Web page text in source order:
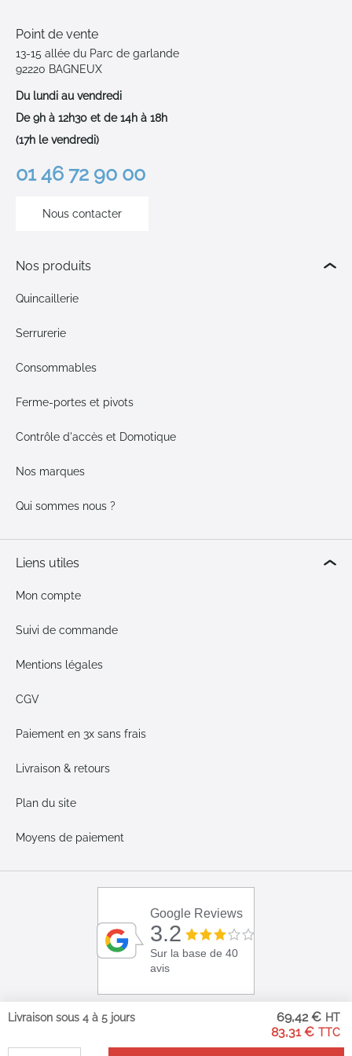
83,31 €
69,42 €
Livraison sous 4 à 5 jours
Point de vente
13-15 allée du Parc de garlande
92220 BAGNEUX
Du lundi au vendredi
De 9h à 12h30 et de 14h à 18h
(17h le vendredi)
01 46 72 90 00
Nous contacter
Nos produits
Quincaillerie
Serrurerie
Consommables
Ferme-portes et pivots
Contrôle d'accès et Domotique
Nos marques
Qui sommes nous ?
Liens utiles
Mon compte
Suivi de commande
Mentions légales
CGV
Paiement en 3x sans frais
Livraison & retours
Plan du site
Moyens de paiement
Google Reviews
3.2
Sur la base de 40
avis